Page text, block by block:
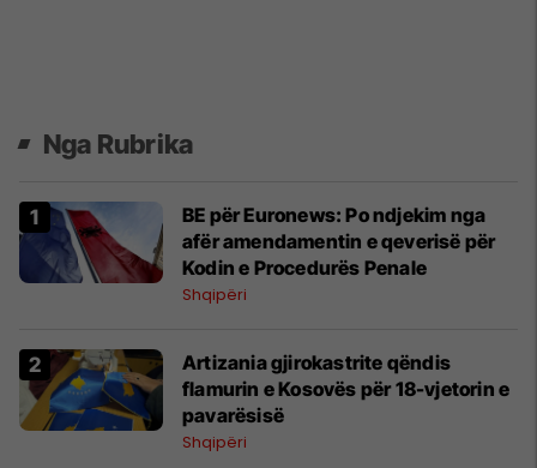
Nga Rubrika
BE për Euronews: Po ndjekim nga
afër amendamentin e qeverisë për
Kodin e Procedurës Penale
Shqipëri
Artizania gjirokastrite qëndis
flamurin e Kosovës për 18-vjetorin e
pavarësisë
Shqipëri